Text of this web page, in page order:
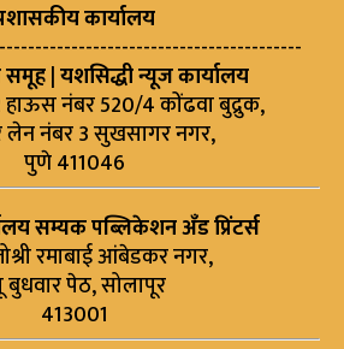
कार्यालय
| यशसिद्धी न्यूज कार्यालय
नंबर 520/4 कोंढवा बुद्रुक,
लेन नंबर 3 सुखसागर नगर,
पुणे 411046
सम्यक पब्लिकेशन अँड प्रिंटर्स
रमाबाई आंबेडकर नगर,
बुधवार पेठ, सोलापूर
413001